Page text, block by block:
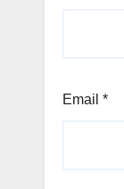
Email *